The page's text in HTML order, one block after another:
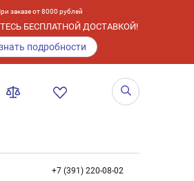
заказе от 8000 рублей
БЕСПЛАТНОЙ ДОСТАВКОЙ!
подробности
+7 (391) 220-08-02